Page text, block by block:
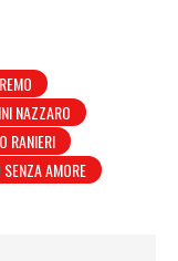
NAZZARO
RANIERI
AMORE